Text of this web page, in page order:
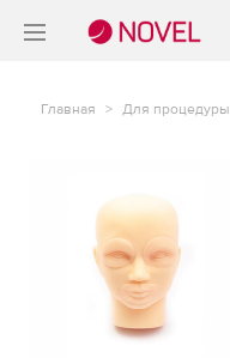
Главная > Для процедуры